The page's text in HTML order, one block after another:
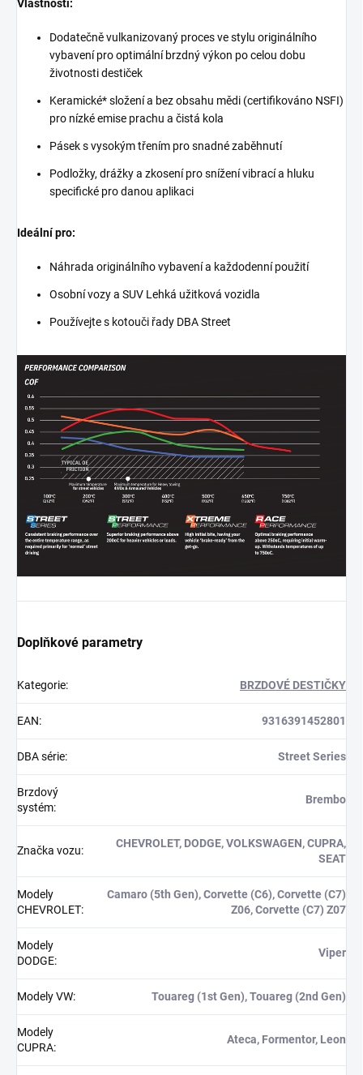
Vlastnosti:
Dodatečně vulkanizovaný proces ve stylu originálního
vybavení pro optimální brzdný výkon po celou dobu
životnosti destiček
Keramické* složení a bez obsahu mědi (certifikováno NSFI)
pro nízké emise prachu a čistá kola
Pásek s vysokým třením pro snadné zaběhnutí
Podložky, drážky a zkosení pro snížení vibrací a hluku
specifické pro danou aplikaci
Ideální pro:
Náhrada originálního vybavení a každodenní použití
Osobní vozy a SUV Lehká užitková vozidla
Používejte s kotouči řady DBA Street
Doplňkové parametry
Kategorie: BRZDOVÉ DESTIČKY
EAN: 9316391452801
DBA série: Street Series
Brzdový
systém:
Brembo
Značka vozu:
CHEVROLET, DODGE, VOLKSWAGEN, CUPRA,
SEAT
Modely
CHEVROLET:
Camaro (5th Gen), Corvette (C6), Corvette (C7)
Z06, Corvette (C7) Z07
Modely
DODGE:
Viper
Modely VW: Touareg (1st Gen), Touareg (2nd Gen)
Modely
CUPRA:
Ateca, Formentor, Leon